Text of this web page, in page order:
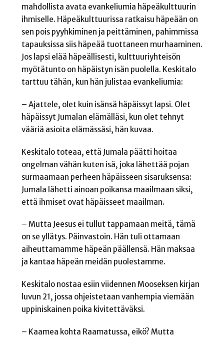
mahdollista avata evankeliumia häpeäkulttuurin
ihmiselle. Häpeäkulttuurissa ratkaisu häpeään on
sen pois pyyhkiminen ja peittäminen, pahimmissa
tapauksissa siis häpeää tuottaneen murhaaminen.
Jos lapsi elää häpeällisesti, kulttuuriyhteisön
myötätunto on häpäistyn isän puolella. Keskitalo
tarttuu tähän, kun hän julistaa evankeliumia:
– Ajattele, olet kuin isänsä häpäissyt lapsi. Olet
häpäissyt Jumalan elämälläsi, kun olet tehnyt
vääriä asioita elämässäsi, hän kuvaa.
Keskitalo toteaa, että Jumala päätti hoitaa
ongelman vähän kuten isä, joka lähettää pojan
surmaamaan perheen häpäisseen sisaruksensa:
Jumala lähetti ainoan poikansa maailmaan siksi,
että ihmiset ovat häpäisseet maailman.
– Mutta Jeesus ei tullut tappamaan meitä, tämä
on se yllätys. Päinvastoin. Hän tuli ottamaan
aiheuttamamme häpeän päällensä. Hän maksaa
ja kantaa häpeän meidän puolestamme.
Keskitalo nostaa esiin viidennen Mooseksen kirjan
luvun 21, jossa ohjeistetaan vanhempia viemään
uppiniskainen poika kivitettäväksi.
– Kaamea kohta Raamatussa, eikö? Mutta